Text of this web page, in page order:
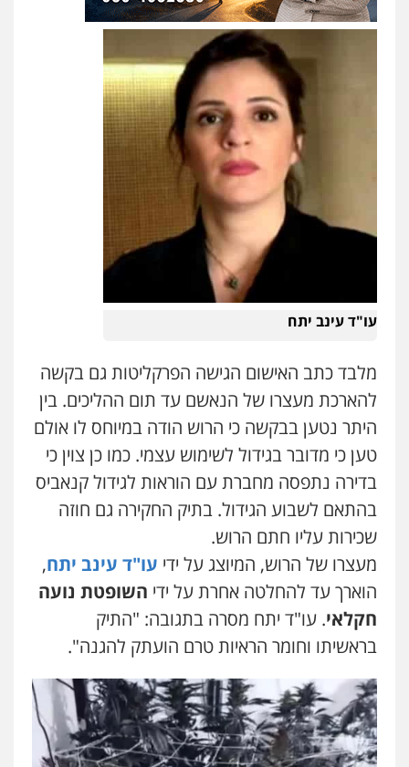
עו"ד עינב יתח
מלבד כתב האישום הגישה הפרקליטות גם בקשה
להארכת מעצרו של הנאשם עד תום ההליכים. בין
היתר נטען בבקשה כי הרוש הודה במיוחס לו אולם
טען כי מדובר בגידול לשימוש עצמי. כמו כן צוין כי
בדירה נתפסה מחברת עם הוראות לגידול קנאביס
בהתאם לשבוע הגידול. בתיק החקירה גם חוזה
שכירות עליו חתם הרוש.
מעצרו של הרוש, המיוצג על ידי עו"ד עינב יתח,
הוארך עד להחלטה אחרת על ידי השופטת נועה
חקלאי. עו"ד יתח מסרה בתגובה: "התיק
בראשיתו וחומר הראיות טרם הועתק להגנה".